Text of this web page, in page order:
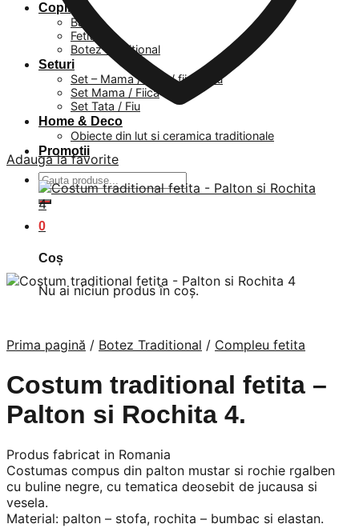
Copii
Baieti
Fetite
Botez Traditional
Seturi
Set – Mama / Tata / fiica / fiu
Set Mama / Fiica
Set Tata / Fiu
Home & Deco
Obiecte din lut si ceramica traditionale
Promotii
Caută
după:
0
Coș
Nu ai niciun produs în coș.
Adauga la favorite
Prima pagină / Botez Traditional / Compleu fetita
Costum traditional fetita –
Palton si Rochita 4.
Produs fabricat in Romania
Costumas compus din palton mustar si rochie rgalben
cu buline negre, cu tematica deosebit de jucausa si
vesela.
Material: palton – stofa, rochita – bumbac si elastan.